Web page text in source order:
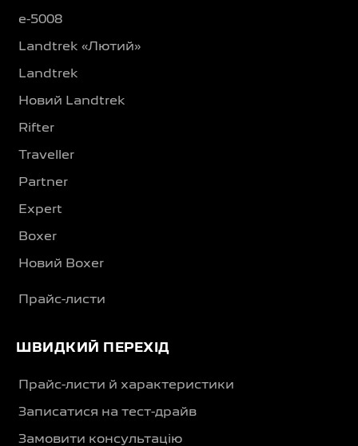
e-5008
Landtrek «Лютий»
Landtrek
Новий Landtrek
Rifter
Traveller
Partner
Expert
Boxer
Новий Boxer
Прайс-листи
ШВИДКИЙ ПЕРЕХІД
Прайс-листи й характеристики
Записатися на тест-драйв
Замовити консультацію